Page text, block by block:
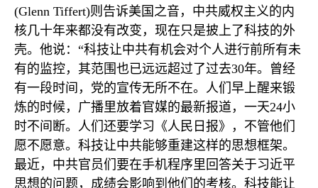
(Glenn Tiffert)则告诉美国之音，中共威权主义的内
核几十年来都没有改变，现在只是披上了科技的外
壳。他说：“科技让中共有机会对个人进行前所有未
有的监控，其范围也已远远超过了过去30年。曾经
有一段时间，党的宣传无所不在。人们早上醒来锻
炼的时候，广播里放着官媒的最新报道，一天24小
时不间断。人们还要学习《人民日报》，不管他们
愿不愿意。科技让中共能够重建这样的思想框架。
最近，中共官员们要在手机程序里回答关于习近平
思想的问题，成绩会影响到他们的考核。科技能让